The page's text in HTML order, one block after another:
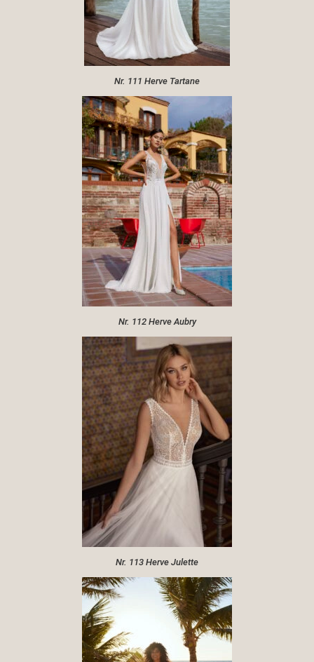
Nr. 111 Herve Tartane
Nr. 112 Herve Aubry
Nr. 113 Herve Julette